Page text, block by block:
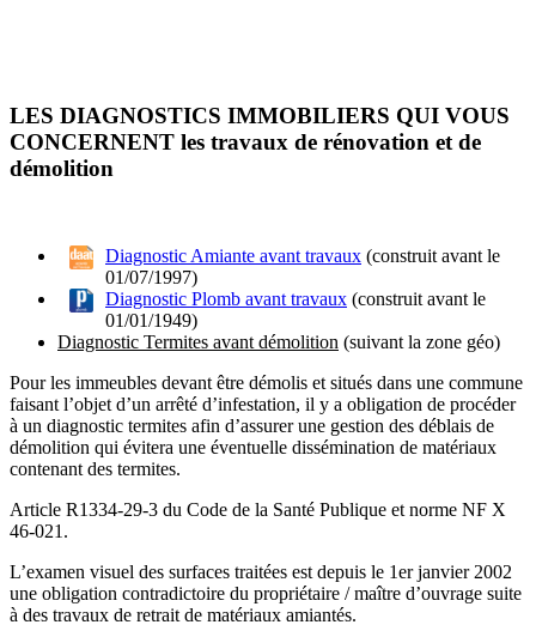
LES DIAGNOSTICS IMMOBILIERS QUI VOUS
CONCERNENT les travaux de rénovation et de
démolition
Diagnostic Amiante avant travaux (construit avant le
01/07/1997)
Diagnostic Plomb avant travaux (construit avant le
01/01/1949)
Diagnostic Termites avant démolition (suivant la zone géo)
Pour les immeubles devant être démolis et situés dans une commune
faisant l’objet d’un arrêté d’infestation, il y a obligation de procéder
à un diagnostic termites afin d’assurer une gestion des déblais de
démolition qui évitera une éventuelle dissémination de matériaux
contenant des termites.
Article R1334-29-3 du Code de la Santé Publique et norme NF X
46-021.
L’examen visuel des surfaces traitées est depuis le 1er janvier 2002
une obligation contradictoire du propriétaire / maître d’ouvrage suite
à des travaux de retrait de matériaux amiantés.